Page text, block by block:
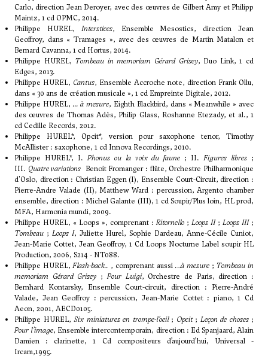
Carlo, direction Jean Deroyer, avec des œuvres de Gilbert Amy et Philipp
Maintz, 1 cd OPMC, 2014.
Philippe HUREL, Interstices, Ensemble Mesostics, direction Jean
Geoffroy, dans « Tramages », avec des œuvres de Martin Matalon et
Bernard Cavanna, 1 cd Hortus, 2014.
Philippe HUREL, Tombeau in memoriam Gérard Grisey, Duo Link, 1 cd
Edges, 2013.
Philippe HUREL, Cantus, Ensemble Accroche note, direction Frank Ollu,
dans « 30 ans de création musicale », 1 cd Empreinte Digitale, 2012.
Philippe HUREL, ... à mesure, Eighth Blackbird, dans « Meanwhile » avec
des œuvres de Thomas Adès, Philip Glass, Roshanne Etezady, et al., 1
cd Cedille Records, 2012.
Philippe HUREL*, Opcit*, version pour saxophone tenor, Timothy
McAllister : saxophone, 1 cd Innova Recordings, 2010.
Philippe HUREL*, I.Phonus ou la voix du faune ; II.Figures libres ;
III. Quatre variations Benoit Fromanger : flûte, Orchestre Philharmonique
d'Oslo, direction : Christian Eggen (I), Ensemble Court-Circuit, direction :
Pierre-Andre Valade (II), Matthew Ward : percussion, Argento chamber
ensemble, direction : Michel Galante (III), 1 cd Soupir/Plus loin, HL prod,
MFA, Harmonia mundi, 2009.
Philippe HUREL, « Loops », comprenant : Ritornello ; Loops II; Loops III;
Tombeau ; Loops I, Juliette Hurel, Sophie Dardeau, Anne-Cécile Cuniot,
Jean-Marie Cottet, Jean Geoffroy, 1 Cd Loops Nocturne Label soupir HL
Production, 2006, S214 - NT088.
Philippe HUREL,Flash-back.. , comprenant aussi …à mesure; Tombeau in
memoriam Gérard Grisey ;Pour Luigi, Orchestre de Paris, direction :
Bernhard Kontarsky, Ensemble Court-circuit, direction : Pierre-André
Valade, Jean Geoffroy : percussion, Jean-Marie Cottet : piano, 1 Cd
Aeon, 2001, AECD0105.
Philippe HUREL, Six miniatures en trompe-l’oeil; Opcit; Leçon de choses;
Pour l’image, Ensemble intercontemporain, direction : Ed Spanjaard, Alain
Damien : clarinette, 1 Cd compositeurs d’aujourd’hui, Universal -
Ircam,1995.